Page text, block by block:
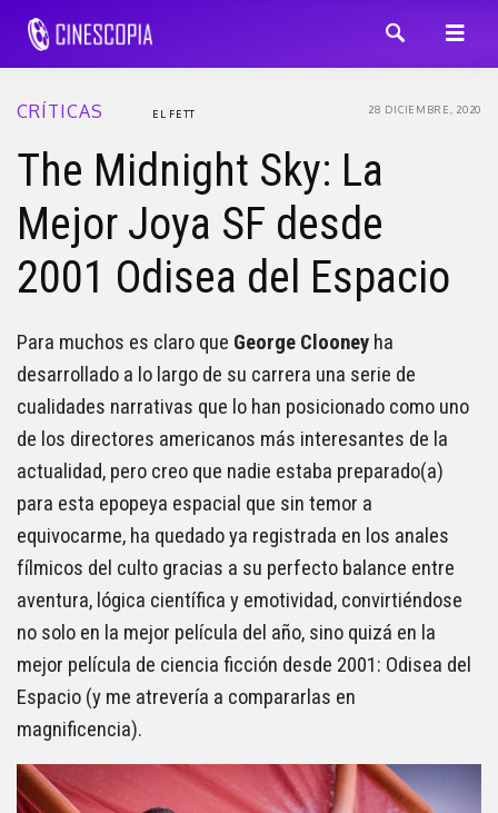
CRÍTICAS 28 DICIEMBRE, 2020
EL FETT
The Midnight Sky: La
Mejor Joya SF desde
2001 Odisea del Espacio
Para muchos es claro que George Clooney ha
desarrollado a lo largo de su carrera una serie de
cualidades narrativas que lo han posicionado como uno
de los directores americanos más interesantes de la
actualidad, pero creo que nadie estaba preparado(a)
para esta epopeya espacial que sin temor a
equivocarme, ha quedado ya registrada en los anales
fílmicos del culto gracias a su perfecto balance entre
aventura, lógica científica y emotividad, convirtiéndose
no solo en la mejor película del año, sino quizá en la
mejor película de ciencia ficción desde 2001: Odisea del
Espacio (y me atrevería a compararlas en
magnificencia).